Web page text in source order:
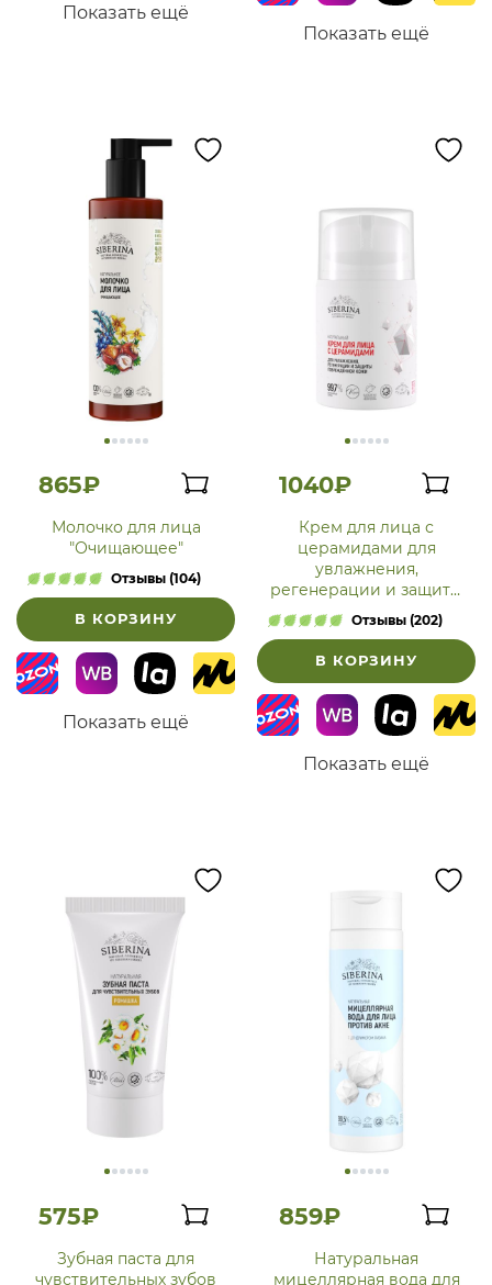
Показать ещё
Показать ещё
865₽
Молочко для лица
"Очищающее"
Отзывы (104)
В КОРЗИНУ
Показать ещё
1040₽
Крем для лица с
церамидами для
увлажнения,
регенерации и защиты
повреждённой кожи
Отзывы (202)
В КОРЗИНУ
Показать ещё
575₽
Зубная паста для
чувствительных зубов
859₽
Натуральная
мицеллярная вода для